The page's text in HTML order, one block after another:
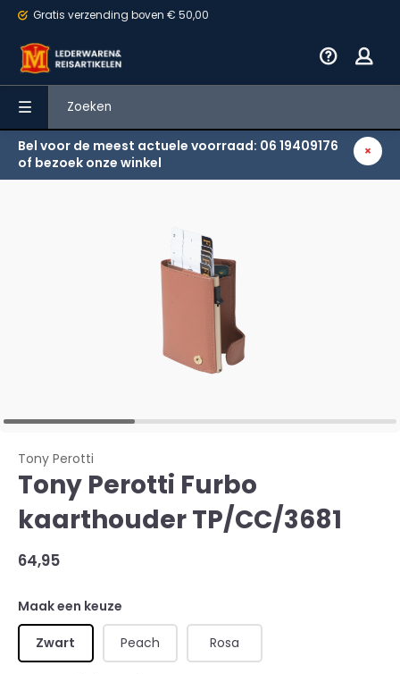
Gratis verzending boven € 50,00
Bel voor de meest actuele voorraad: 06 19409176
of bezoek onze winkel
Terug
Tony Perotti
Tony Perotti Furbo
kaarthouder TP/CC/3681
64,95
Maak een keuze
Zwart Peach Rosa